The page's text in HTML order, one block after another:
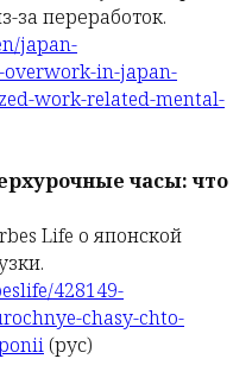
за переработок.
japan-
in-japan-
work-related-mental-
часы: что
Life о японской
428149-
chasy-chto-
(рус)